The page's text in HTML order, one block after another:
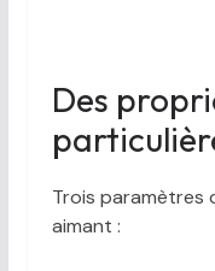
Des
Trois paramètres
aimant :